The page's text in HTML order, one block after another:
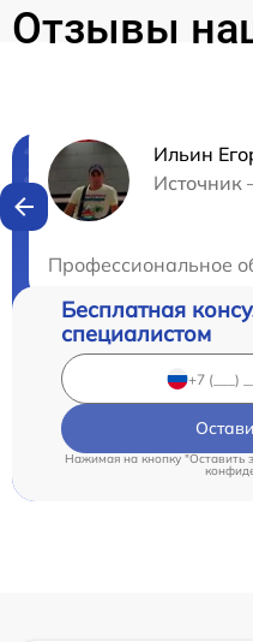
Отзывы
Ильин
Источник
Профессиональное
Нужна
Бесплатная
специалистом
Нажимая на кнопку "Оставить